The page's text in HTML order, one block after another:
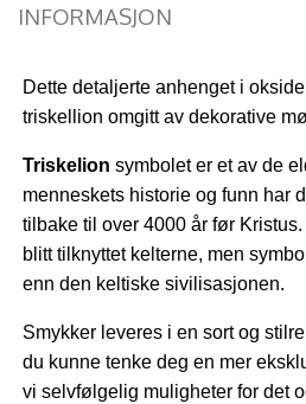
INFORMASJON
Dette detaljerte anhenget i
triskellion omgitt av dekorative
Triskelion symbolet er et av de
menneskets historie og funn har
tilbake til over 4000 år før
blitt tilknyttet kelterne, men
enn den keltiske sivilisasjonen.
Smykker leveres i en sort og
du kunne tenke deg en mer
vi selvfølgelig muligheter for det